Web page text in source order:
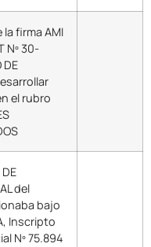
la firma AMI
Nº 30-
DE
el rubro
del
bajo
Inscripto
Nº 75.894